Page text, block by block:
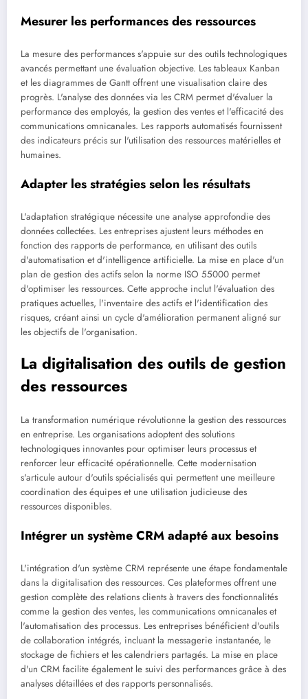
Mesurer les performances des ressources
La mesure des performances s'appuie sur des outils technologiques
avancés permettant une évaluation objective. Les tableaux Kanban
et les diagrammes de Gantt offrent une visualisation claire des
progrès. L'analyse des données via les CRM permet d'évaluer la
performance des employés, la gestion des ventes et l'efficacité des
communications omnicanales. Les rapports automatisés fournissent
des indicateurs précis sur l'utilisation des ressources matérielles et
humaines.
Adapter les stratégies selon les résultats
L'adaptation stratégique nécessite une analyse approfondie des
données collectées. Les entreprises ajustent leurs méthodes en
fonction des rapports de performance, en utilisant des outils
d'automatisation et d'intelligence artificielle. La mise en place d'un
plan de gestion des actifs selon la norme ISO 55000 permet
d'optimiser les ressources. Cette approche inclut l'évaluation des
pratiques actuelles, l'inventaire des actifs et l'identification des
risques, créant ainsi un cycle d'amélioration permanent aligné sur
les objectifs de l'organisation.
La digitalisation des outils de gestion
des ressources
La transformation numérique révolutionne la gestion des ressources
en entreprise. Les organisations adoptent des solutions
technologiques innovantes pour optimiser leurs processus et
renforcer leur efficacité opérationnelle. Cette modernisation
s'articule autour d'outils spécialisés qui permettent une meilleure
coordination des équipes et une utilisation judicieuse des
ressources disponibles.
Intégrer un système CRM adapté aux besoins
L'intégration d'un système CRM représente une étape fondamentale
dans la digitalisation des ressources. Ces plateformes offrent une
gestion complète des relations clients à travers des fonctionnalités
comme la gestion des ventes, les communications omnicanales et
l'automatisation des processus. Les entreprises bénéficient d'outils
de collaboration intégrés, incluant la messagerie instantanée, le
stockage de fichiers et les calendriers partagés. La mise en place
d'un CRM facilite également le suivi des performances grâce à des
analyses détaillées et des rapports personnalisés.